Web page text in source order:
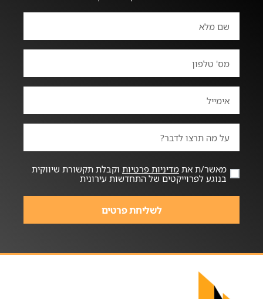
מאשר/ת את מדיניות פרטיות וקבלת תקשורת שיווקית
בנוגע לפרוייקטים של התחדשות עירונית
לשליחת פרטים